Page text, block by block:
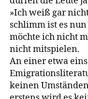
»Ich weiß gar
schlimm ist es
möchte ich nicht
nicht mitspielen.
An einer etwa
keinen